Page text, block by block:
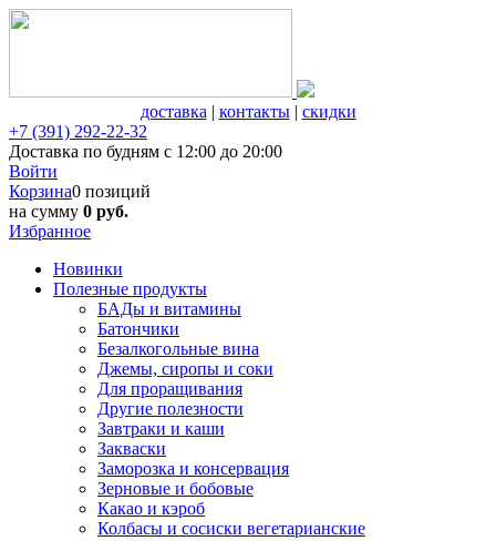
доставка | контакты| скидки
+7 (391) 292-22-32
Доставка по будням с 12:00 до 20:00
Войти
Корзина0 позиций
на сумму 0 руб.
Избранное
Новинки
Полезные продукты
БАДы и витамины
Батончики
Безалкогольные вина
Джемы, сиропы и соки
Для проращивания
Другие полезности
Завтраки и каши
Закваски
Заморозка и консервация
Зерновые и бобовые
Какао и кэроб
Колбасы и сосиски вегетарианские